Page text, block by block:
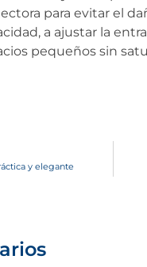
para evitar el
a ajustar la
pequeños sin
y elegante